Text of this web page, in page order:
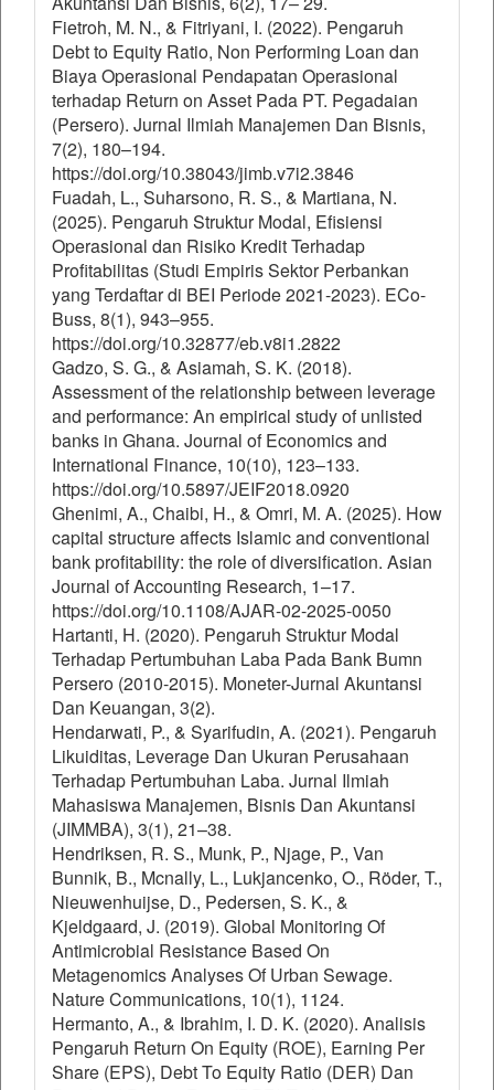
Fietroh, M. N., & Fitriyani, I. (2022). Pengaruh
Debt to Equity Ratio, Non Performing Loan dan
Biaya Operasional Pendapatan Operasional
terhadap Return on Asset Pada PT. Pegadaian
(Persero). Jurnal Ilmiah Manajemen Dan Bisnis,
7(2), 180–194.
https://doi.org/10.38043/jimb.v7i2.3846
Fuadah, L., Suharsono, R. S., & Martiana, N.
(2025). Pengaruh Struktur Modal, Efisiensi
Operasional dan Risiko Kredit Terhadap
Profitabilitas (Studi Empiris Sektor Perbankan
yang Terdaftar di BEI Periode 2021-2023). ECo-
Buss, 8(1), 943–955.
https://doi.org/10.32877/eb.v8i1.2822
Gadzo, S. G., & Asiamah, S. K. (2018).
Assessment of the relationship between leverage
and performance: An empirical study of unlisted
banks in Ghana. Journal of Economics and
International Finance, 10(10), 123–133.
https://doi.org/10.5897/JEIF2018.0920
Ghenimi, A., Chaibi, H., & Omri, M. A. (2025). How
capital structure affects Islamic and conventional
bank profitability: the role of diversification. Asian
Journal of Accounting Research, 1–17.
https://doi.org/10.1108/AJAR-02-2025-0050
Hartanti, H. (2020). Pengaruh Struktur Modal
Terhadap Pertumbuhan Laba Pada Bank Bumn
Persero (2010-2015). Moneter-Jurnal Akuntansi
Dan Keuangan, 3(2).
Hendarwati, P., & Syarifudin, A. (2021). Pengaruh
Likuiditas, Leverage Dan Ukuran Perusahaan
Terhadap Pertumbuhan Laba. Jurnal Ilmiah
Mahasiswa Manajemen, Bisnis Dan Akuntansi
(JIMMBA), 3(1), 21–38.
Hendriksen, R. S., Munk, P., Njage, P., Van
Bunnik, B., Mcnally, L., Lukjancenko, O., Röder, T.,
Nieuwenhuijse, D., Pedersen, S. K., &
Kjeldgaard, J. (2019). Global Monitoring Of
Antimicrobial Resistance Based On
Metagenomics Analyses Of Urban Sewage.
Nature Communications, 10(1), 1124.
Hermanto, A., & Ibrahim, I. D. K. (2020). Analisis
Pengaruh Return On Equity (ROE), Earning Per
Share (EPS), Debt To Equity Ratio (DER) Dan